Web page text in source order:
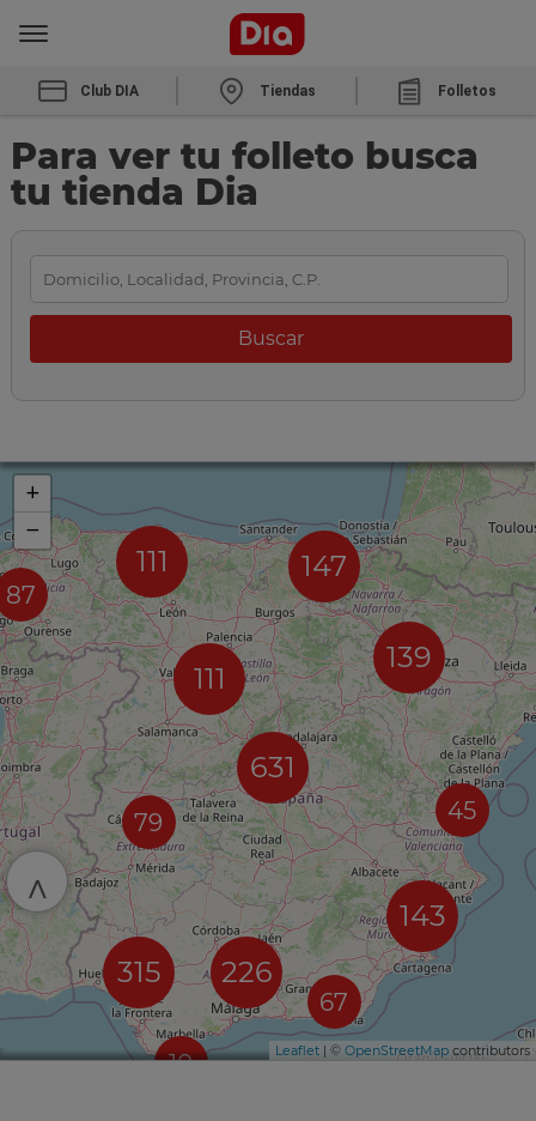
Club DIA Tiendas Folletos
Para ver tu folleto busca
tu tienda Dia
87
111 147
111
79
631
10
226
315
139
67
45
143
+
−
Leaflet | © OpenStreetMap contributors
^